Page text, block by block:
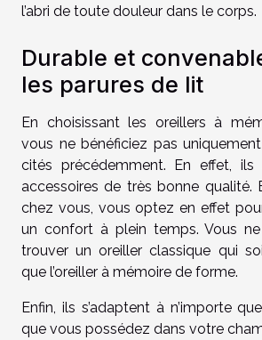
l’abri de toute douleur dans le corps.
Durable et
les parures de lit
En choisissant les oreillers à
vous ne bénéficiez pas
cités précédemment. En effet, ils
accessoires de très bonne qualité.
chez vous, vous optez en effet
un confort à plein temps. Vous
trouver un oreiller classique qui
que l’oreiller à mémoire de forme.
Enfin, ils s’adaptent à n’importe
que vous possédez dans votre